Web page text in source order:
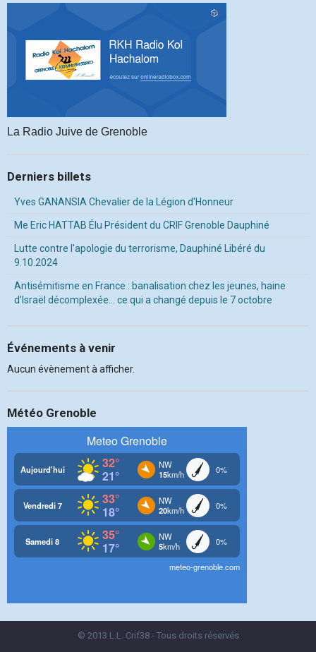
La Radio Juive de Grenoble
Derniers billets
Yves GANANSIA Chevalier de la Légion d'Honneur
Me Eric HATTAB Élu Président du CRIF Grenoble Dauphiné
Lutte contre l'apologie du terrorisme, Dauphiné Libéré du
9.10.2024
Antisémitisme en France : banalisation chez les jeunes, haine
d’Israël décomplexée… ce qui a changé depuis le 7 octobre
Événements à venir
Aucun évènement à afficher.
Météo Grenoble
© 2013 L.L. Crif38 - Tous droits réservés